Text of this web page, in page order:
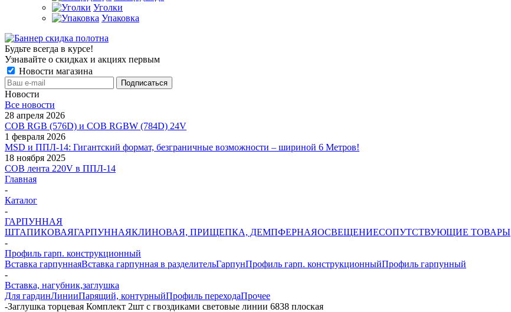
Уголки
Упаковка
Будьте всегда в курсе!
Узнавайте о скидках и акциях первым
Новости магазина
Новости
Все новости
28 апреля 2026
COB RGB (576D) и COB RGBW (784D) 24V
1 февраля 2026
MSD и ППЛ-14: Гигантский формат, безграничные возможности – шириной 6 Метров!
18 ноября 2025
COB лента 220V в ППЛ-14
Главная
-
Каталог
-
ГАРПУННАЯ
ШТАПИКОВАЯГАРПУННАЯКЛИНОВАЯ, ПРИЩЕПКА, ДЕМПФЕРНАЯОСВЕЩЕНИЕСОПУТСТВУЮЩИЕ ТОВАРЫ
-
Профиль гарп. конструкционный
Вставка гарпуннаяВставка гарпунная в разделительГарпунПрофиль гарп. конструкционныйПрофиль гарпунный
-
Вставка, нагубник,заглушка
Для гардинЛинииПарящий, контурныйПрофиль переходаПрочее
-Заглушка торцевая Комплект 2шт с гвоздиками световые линии 6838 плоская